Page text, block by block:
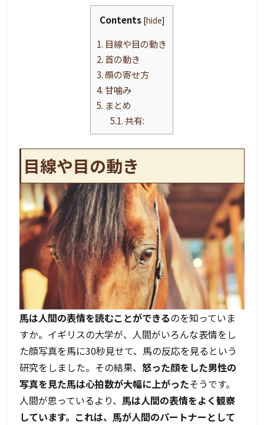
Contents [hide]
1. 目線や目の動き
2. 首の動き
3.顔の寄せ方
4.甘噛み
5. まとめ
5.1.共有:
目線や目の動き
馬は人間の表情を読むことができるのを知っていま
すか。イギリスの大学が、人間がいろんな表情をし
た顔写真を馬に30秒見せて、馬の反応を見るという
研究をしました。その結果、 怒った顔をした男性の
写真を見た馬は心拍数が大幅に上がったそうです。
人間が思っているより、馬は人間の表情をよく観察
しています。これは、馬が人間のパートナーとして